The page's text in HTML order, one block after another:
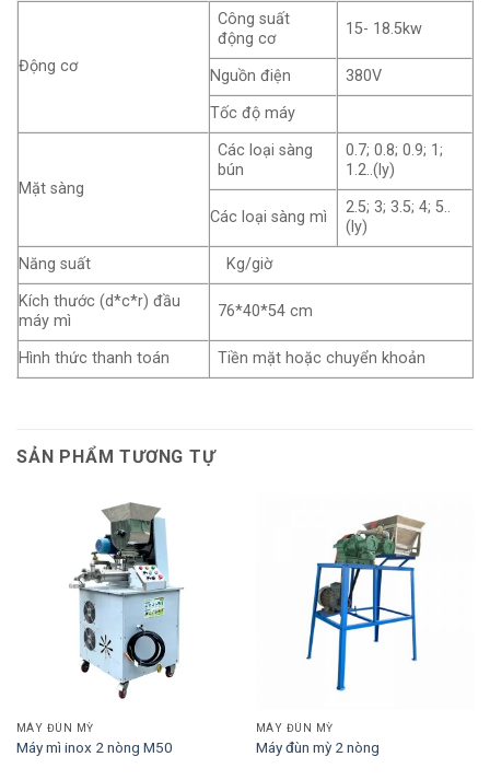
Động cơ
Công suất
động cơ
15- 18.5kw
Nguồn điện
380V
Tốc độ máy
Mặt sàng
Các loại sàng
bún
0.7; 0.8; 0.9; 1;
1.2..(ly)
Các loại sàng mì
2.5; 3; 3.5; 4; 5..
(ly)
Năng suất
Kg/giờ
Kích thước (d*c*r) đầu
máy mì
76*40*54 cm
Hình thức thanh toán Tiền mặt hoặc chuyển khoản
SẢN PHẨM TƯƠNG TỰ
MÁY ĐÙN MỲ
Máy mì inox 2 nòng M50
MÁY ĐÙN MỲ
Máy đùn mỳ 2 nòng